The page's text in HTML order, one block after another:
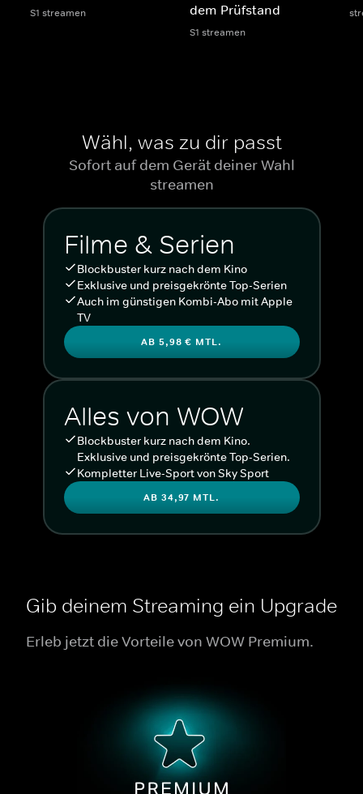
S1 streamen
dem Prüfstand
S1 streamen
Wähl, was zu dir passt
Sofort auf dem Gerät deiner Wahl
streamen
Filme & Serien
Blockbuster kurz nach dem Kino
Exklusive und preisgekrönte Top-Serien
Auch im günstigen Kombi-Abo mit Apple
TV
AB 5,98 € MTL.
Alles von WOW
Blockbuster kurz nach dem Kino.
Exklusive und preisgekrönte Top-Serien.
Kompletter Live-Sport von Sky Sport
AB 34,97 MTL.
Gib deinem Streaming ein Upgrade
Erleb jetzt die Vorteile von WOW Premium.